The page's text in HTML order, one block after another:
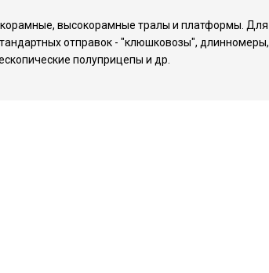
высокорамные тралы и платформы. Для
отправок - "клюшковозы", длинномеры,
полуприцепы и др.